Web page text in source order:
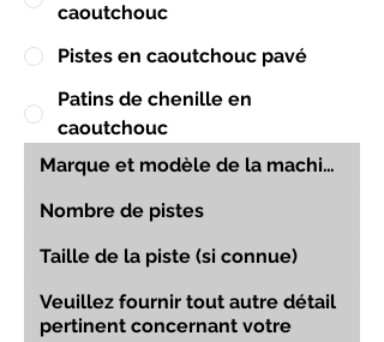
caoutchouc
Pistes en caoutchouc pavé
Patins de chenille en
caoutchouc